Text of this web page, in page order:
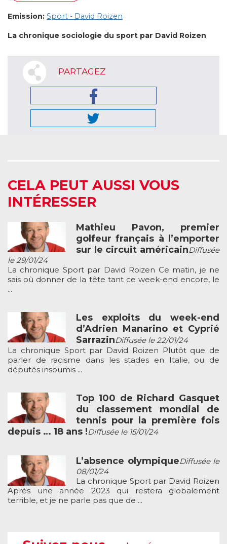
Emission: Sport - David Roizen
La chronique sociologie du sport par David Roizen
PARTAGEZ
CELA PEUT AUSSI VOUS
INTÉRESSER
Mathieu Pavon, premier
golfeur français à l’emporter
sur le circuit américainDiffusée
le 29/01/24
La chronique Sport par David Roizen Ce matin, je ne
sais où donner de la tête tant ce week-end encore, le
...
Les exploits du week-end
d’Adrien Manarino et Cyprié
SarrazinDiffusée le 22/01/24
La chronique Sport par David Roizen Plutôt que de
parler de racisme dans les stades en Italie, ou de
députés insoumis ...
Top 100 de Richard Gasquet
du classement mondial de
tennis pour la première fois
depuis … 18 ans !Diffusée le 15/01/24
L’absence olympiqueDiffusée le
08/01/24
La chronique Sport par David Roizen
Après une année 2023 qui restera globalement
terrible, et je ne parle pas que de ...